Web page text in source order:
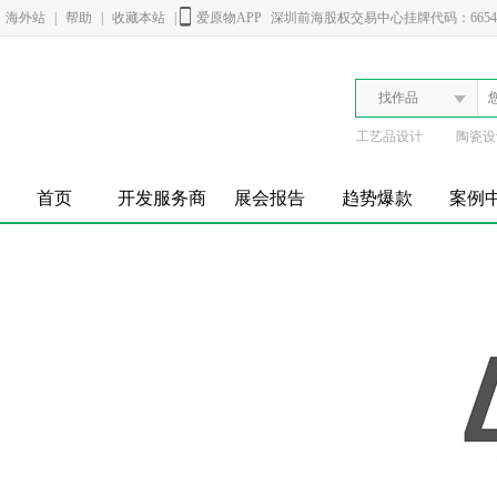
海外站 帮助 收藏本站 爱原物APP 深圳前海股权交易中心挂牌代码：
找作品
工艺品设计 陶瓷
首页 开发服务商 展会报告 趋势爆款 案例